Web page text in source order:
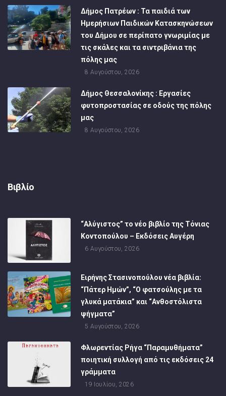
Δήμος Πατρέων : Τα παιδιά των
Ημερήσιων Παιδικών Κατασκηνώσεων
του Δήμου σε περίπατο γνωριμίας με
τις σκάλες και τα σιντριβάνια της
πόλης μας
8 Αυγούστου, 2026
Δήμος Θεσσαλονίκης : Εργασίες
φυτοπροστασίας σε οδούς της πόλης
μας
8 Αυγούστου, 2026
Βιβλίο
“Αλύγιστος” το νέο βιβλίο της Τόνιας
Κοντοπούλου – Εκδόσεις Αυγέρη
6 Αυγούστου, 2026
Ειρήνης Στασινοπούλου νέα βιβλία:
“Πάτερ Ημών”, “Ο φατσούλης με τα
γλυκά ματάκια” και “Ανθοστόλιστα
ψήγματα”
5 Αυγούστου, 2026
Φλωρεντίας Ρήγα “Παραμυθήματα”
ποιητική συλλογή από τις εκδόσεις 24
γράμματα
19 Ιουλίου, 2026